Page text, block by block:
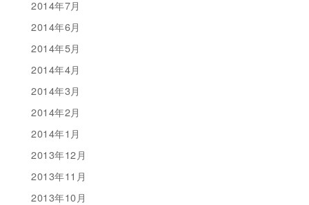
2014年7月
2014年6月
2014年5月
2014年4月
2014年3月
2014年2月
2014年1月
2013年12月
2013年11月
2013年10月